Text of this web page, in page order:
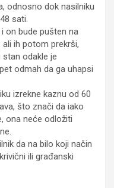
odnosno dok nasilniku
sati.
on bude pušten na
ih potom prekrši,
odakle je
odmah da ga uhapsi
izrekne kaznu od 60
što znači da iako
ona neće odložiti
da na bilo koji način
ili građanski